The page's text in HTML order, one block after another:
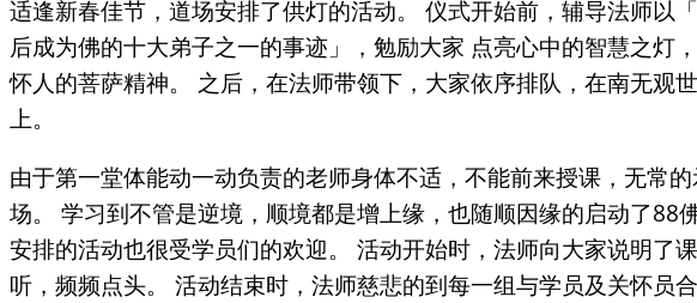
适逢新春佳节，道场安排了供灯的活动。 仪式开始前，辅导法师以
后成为佛的十大弟子之一的事迹」，勉励大家 点亮心中的智慧之
怀人的菩萨精神。 之后，在法师带领下，大家依序排队，在南无
上。
由于第一堂体能动一动负责的老师身体不适，不能前来授课，无常
场。 学习到不管是逆境，顺境都是增上缘，也随顺因缘的启动了
安排的活动也很受学员们的欢迎。 活动开始时，法师向大家说明
听，频频点头。 活动结束时，法师慈悲的到每一组与学员及关怀员